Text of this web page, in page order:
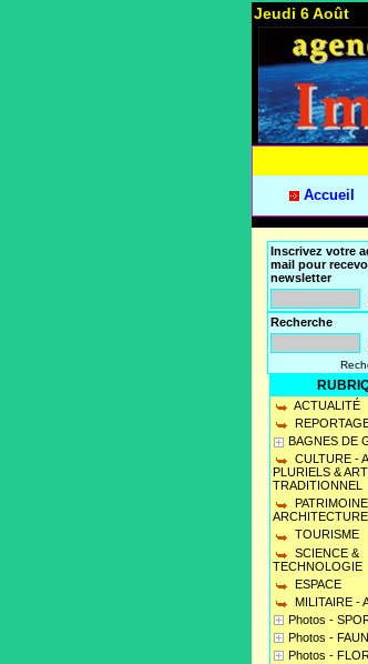
Jeudi 6 Août
Accueil
Inscrivez votre
mail pour
newsletter
Recherche
ACTUALITÉ
BAGNES DE
CULTURE -
PLURIELS &
TRADITIONNEL
ARCHITECTURE
TOURISME
SCIENCE &
TECHNOLOGIE
ESPACE
MILITAIRE -
Photos -
Photos -
Photos -